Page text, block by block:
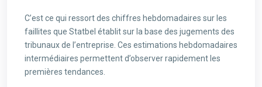
C’est ce qui ressort des chiffres hebdomadaires sur les
faillites que Statbel établit sur la base des jugements des
tribunaux de l’entreprise. Ces estimations hebdomadaires
intermédiaires permettent d’observer rapidement les
premières tendances.